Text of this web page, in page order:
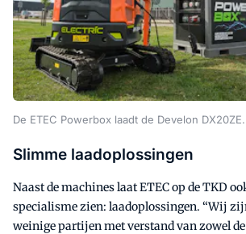
De ETEC Powerbox laadt de Develon DX20ZE.
Slimme laadoplossingen
Naast de machines laat ETEC op de TKD
specialisme zien: laadoplossingen. “Wij
weinige partijen met verstand van zowel